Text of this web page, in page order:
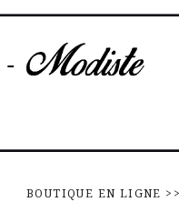
BOUTIQUE EN LIGNE >>